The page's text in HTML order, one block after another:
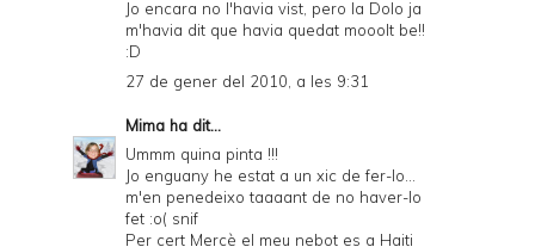
Jo encara no l'havia vist, pero la Dolo ja
m'havia dit que havia quedat mooolt be!!
:D
27 de gener del 2010, a les 9:31
Mima ha dit...
Ummm quina pinta !!!
Jo enguany he estat a un xic de fer-lo...
m'en penedeixo taaaant de no haver-lo
fet :o( snif
Per cert Mercè el meu nebot es a Haiti